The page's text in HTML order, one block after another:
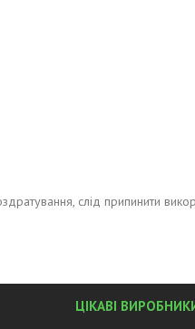
слід припинити
ЦІКАВІ